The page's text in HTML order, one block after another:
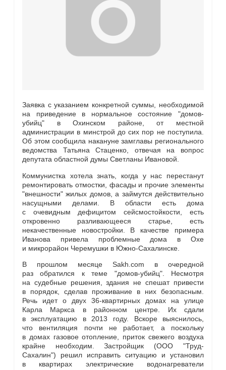
Заявка с указанием конкретной суммы, необходимой
на приведение в нормальное состояние "домов-
убийц" в Охинском районе, от местной
администрации в минстрой до сих пор не поступила.
Об этом сообщила накануне замглавы регионального
ведомства Татьяна Стаценко, отвечая на вопрос
депутата областной думы Светланы Ивановой.
Коммунистка хотела знать, когда у нас перестанут
ремонтировать отмостки, фасады и прочие элементы
"внешности" жилых домов, а займутся действительно
насущными делами. В области есть дома
с очевидным дефицитом сейсмостойкости, есть
откровенно разливающееся старье, есть
некачественные новостройки. В качестве примера
Иванова привела проблемные дома в Охе
и микрорайон Черемушки в Южно-Сахалинске.
В прошлом месяце Sakh.com в очередной
раз обратился к теме "домов-убийц". Несмотря
на судебные решения, здания не спешат привести
в порядок, сделав проживание в них безопасным.
Речь идет о двух 36-квартирных домах на улице
Карла Маркса в районном центре. Их сдали
в эксплуатацию в 2013 году. Вскоре выяснилось,
что вентиляция почти не работает, а поскольку
в домах газовое отопление, приток свежего воздуха
крайне необходим. Застройщик (ООО "Труд-
Сахалин") решил исправить ситуацию и установил
в квартирах электрические водонагреватели